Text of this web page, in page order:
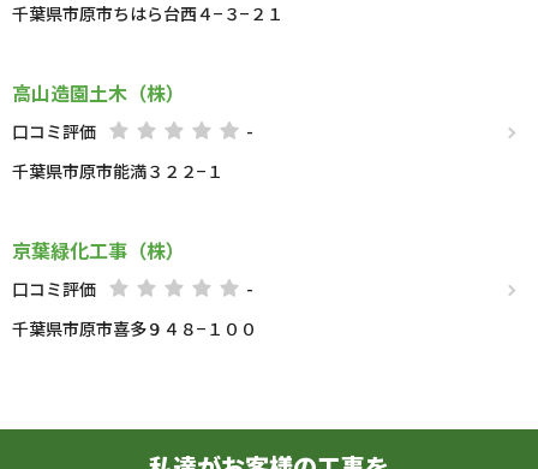
千葉県市原市ちはら台西４−３−２１
高山造園土木（株）
口コミ評価
-
千葉県市原市能満３２２−１
京葉緑化工事（株）
口コミ評価
-
千葉県市原市喜多９４８−１００